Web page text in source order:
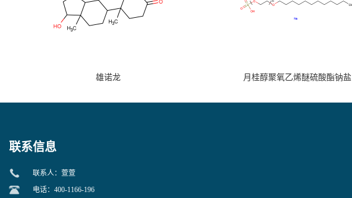
雄诺龙 月桂醇聚氧乙烯醚硫酸酯钠盐
联系信息
联系人：萱萱
电话：400-1166-196